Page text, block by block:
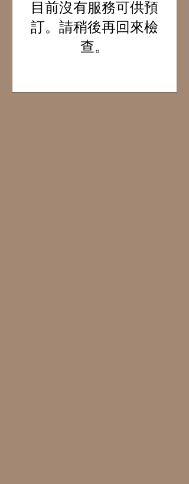
目前沒有服務可供預
訂。請稍後再回來檢
查。